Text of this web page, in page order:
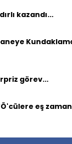
kazandı...
görev...
eş